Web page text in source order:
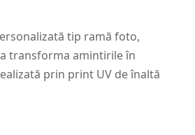
tip ramă foto,
transforma amintirile în
prin print UV de înaltă